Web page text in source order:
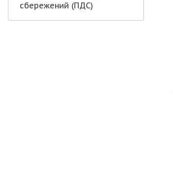
сбережений (ПДС)